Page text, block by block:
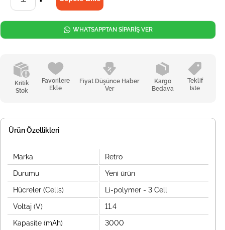
Kritik
Stok
Favorilere
Ekle
Fiyat Düşünce Haber
Ver
Kargo
Bedava
Teklif
İste
WHATSAPPTAN SİPARİŞ VER
Ürün Özellikleri
Marka Retro
Durumu Yeni ürün
Hücreler (Cells) Li-polymer - 3 Cell
Voltaj (V) 11.4
Kapasite (mAh) 3000